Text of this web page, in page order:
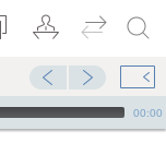
00:00